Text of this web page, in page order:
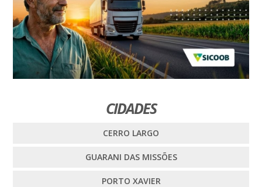
CIDADES
CERRO LARGO
GUARANI DAS MISSÕES
PORTO XAVIER